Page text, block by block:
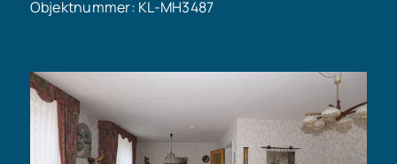
Objektnummer: KL-MH3487